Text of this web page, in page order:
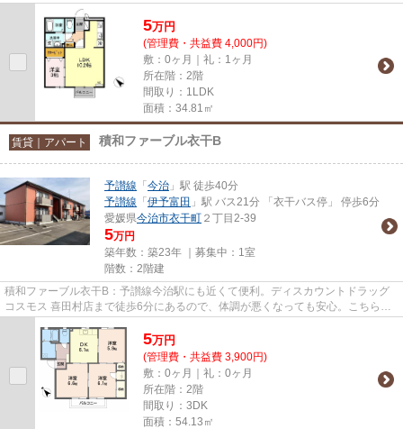
選びをするなら、予讃線伊予...
5万円
(管理費・共益費 4,000円)
敷：0ヶ月｜礼：1ヶ月
所在階：2階
間取り：1LDK
面積：34.81㎡
賃貸｜アパート 積和ファーブル衣干B
予讃線 「 今治 」駅 徒歩40分
予讃線 「 伊予富田 」駅 バス21分 「衣干バス停」 停歩6分
愛媛県今治市衣干町 ２丁目2-39
5万円
築年数：築23年 ｜募集中： 1室
階数：2階建
積和ファーブル衣干B：予讃線今治駅にも近くて便利。ディスカウントドラッグ
コスモス 喜田村店まで徒歩6分にあるので、体調が悪くなっても安心。こちらの
5万円
(管理費・共益費 3,900円)
敷：0ヶ月｜礼：0ヶ月
所在階：2階
間取り：3DK
面積：54.13㎡